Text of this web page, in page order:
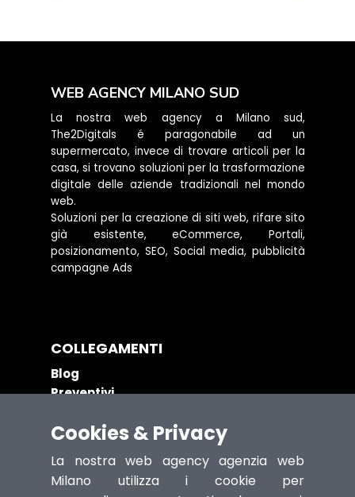
WEB AGENCY MILANO SUD
La nostra web agency a Milano sud,
The2Digitals é paragonabile ad un
supermercato, invece di trovare articoli per la
casa, si trovano soluzioni per la trasformazione
digitale delle aziende tradizionali nel mondo
web.
Soluzioni per la creazione di siti web, rifare sito
già esistente, eCommerce, Portali,
posizionamento, SEO, Social media, pubblicità
campagne Ads
COLLEGAMENTI
Blog
Preventivi
Riparazione Computer
Grande Distribuzione
Cookies & Privacy
La nostra web agency agenzia web
Milano utilizza i cookie per